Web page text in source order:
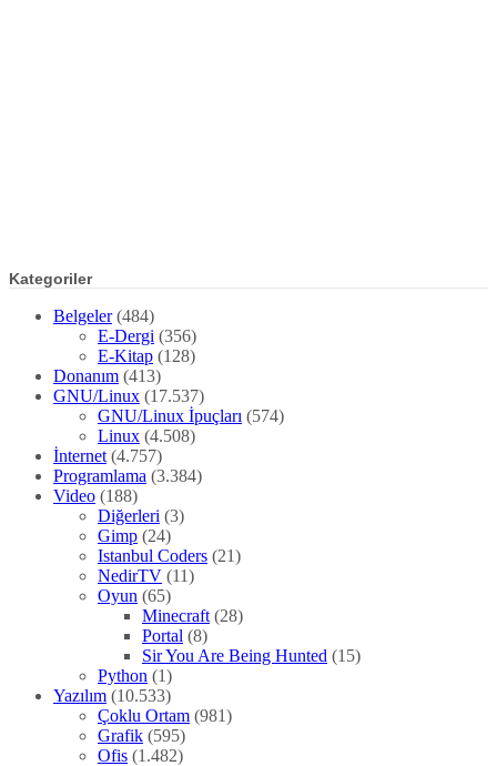
Kategoriler
Belgeler(484)
E-Dergi (356)
E-Kitap (128)
Donanım (413)
GNU/Linux (17.537)
GNU/Linux İpuçları (574)
Linux (4.508)
İnternet (4.757)
Programlama (3.384)
Video (188)
Diğerleri (3)
Gimp (24)
Istanbul Coders (21)
NedirTV (11)
Oyun (65)
Minecraft (28)
Portal (8)
Sir You Are Being Hunted (15)
Python (1)
Yazılım (10.533)
Çoklu Ortam (981)
Grafik (595)
Ofis (1.482)